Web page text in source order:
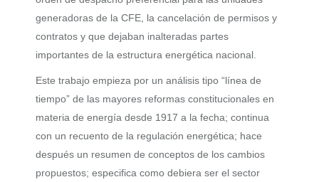
generadoras de la CFE, la cancelación de permisos y
contratos y que dejaban inalteradas partes
importantes de la estructura energética nacional.
Este trabajo empieza por un análisis tipo “línea de
tiempo” de las mayores reformas constitucionales en
materia de energía desde 1917 a la fecha; continua
con un recuento de la regulación energética; hace
después un resumen de conceptos de los cambios
propuestos; especifica como debiera ser el sector